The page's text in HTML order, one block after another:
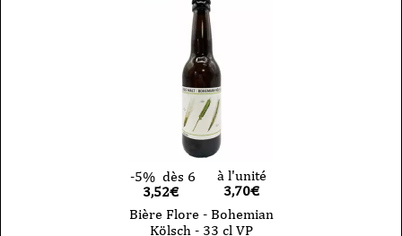
-5% dès 6
3,52€
à l'unité
3,70€
Bière Flore - Bohemian
Kölsch - 33 cl VP